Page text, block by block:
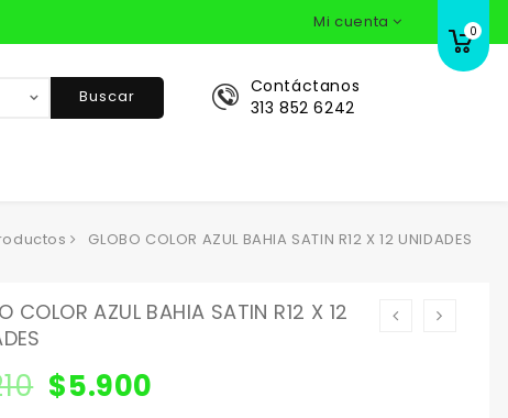
Mi cuenta 0
Contáctanos
313 852 6242
Buscar
GLOBO COLOR AZUL BAHIA SATIN R12 X 12 UNIDADES
COLOR AZUL BAHIA SATIN R12 X 12
$5.900